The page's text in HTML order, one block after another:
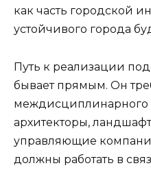
как часть городской
устойчивого города
Путь к реализации
бывает прямым. Он
междисциплинарного
архитекторы,
управляющие
должны работать в